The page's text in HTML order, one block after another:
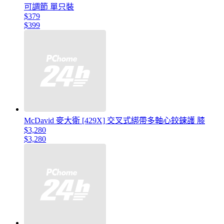
可調節 單只裝
$379
$399
McDavid 麥大衛 [429X] 交叉式綁帶多軸心鉸鍊護 膝
$3,280
$3,280